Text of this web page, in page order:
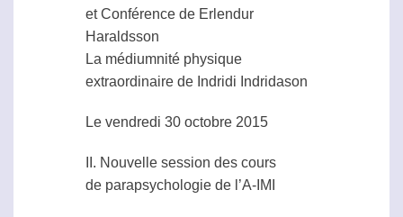
et Conférence de Erlendur
Haraldsson
La médiumnité physique
extraordinaire de Indridi Indridason
Le vendredi 30 octobre 2015
II. Nouvelle session des cours
de parapsychologie de l’A-IMI